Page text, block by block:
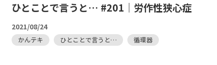
ひとことで言うと… #201｜労作性狭心症
2021/08/24
かんテキ ひとことで言うと… 循環器